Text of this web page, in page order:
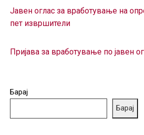
АНАЛИЗА
КОРИСНИЦИ
Јавен оглас за вработување на
пет извршители
Пријава за вработување по јавен
Барај
Барај